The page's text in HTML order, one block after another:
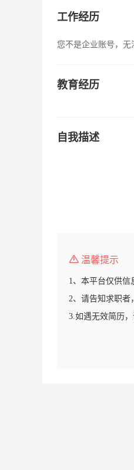
工作经历
您不是企业账号，无
教育经历
自我描述
温馨提示
1、本平台仅供信
2、请告知求职者
3.如遇无效简历